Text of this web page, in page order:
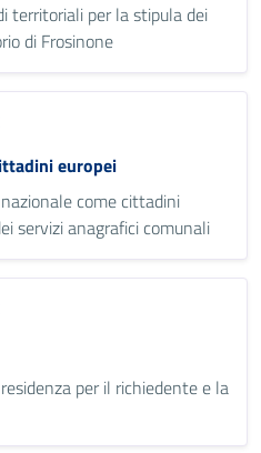
territoriali per la stipula dei
di Frosinone
europei
come cittadini
servizi anagrafici comunali
per il richiedente e la